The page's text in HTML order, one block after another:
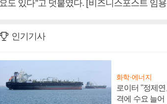
요도 있다”고 덧붙였다. [비즈니스포스트 임
인기기사
화학·에너지
로이터 "정제
격에 수요 늘어